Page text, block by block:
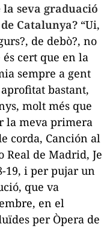
la seva graduació
Catalunya? “Ui,
de debò?, no
cert que en la
sempre a gent
bastant,
molt més que
la meva primera
corda, Canción al
Real de Madrid, Je
19, i per pujar un
, que va
en el
per Òpera de